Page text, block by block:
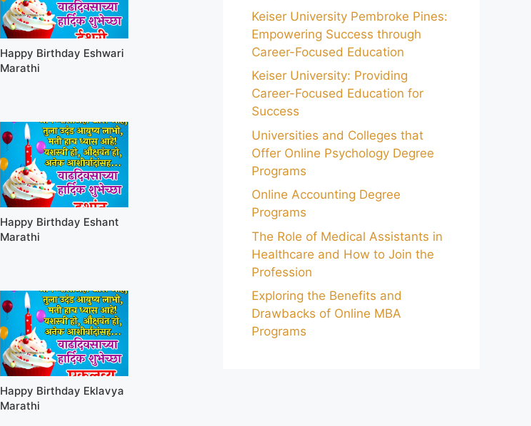
Happy Birthday Eshwari
Marathi
Happy Birthday Eshant
Marathi
Happy Birthday Eklavya
Marathi
Keiser University Pembroke Pines:
Empowering Success through
Career-Focused Education
Keiser University: Providing
Career-Focused Education for
Success
Universities and Colleges that
Offer Online Psychology Degree
Programs
Online Accounting Degree
Programs
The Role of Medical Assistants in
Healthcare and How to Join the
Profession
Exploring the Benefits and
Drawbacks of Online MBA
Programs